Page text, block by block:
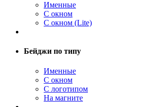
Именные
С окном
С окном (Lite)
Бейджи по типу
Именные
С окном
С логотипом
На магните